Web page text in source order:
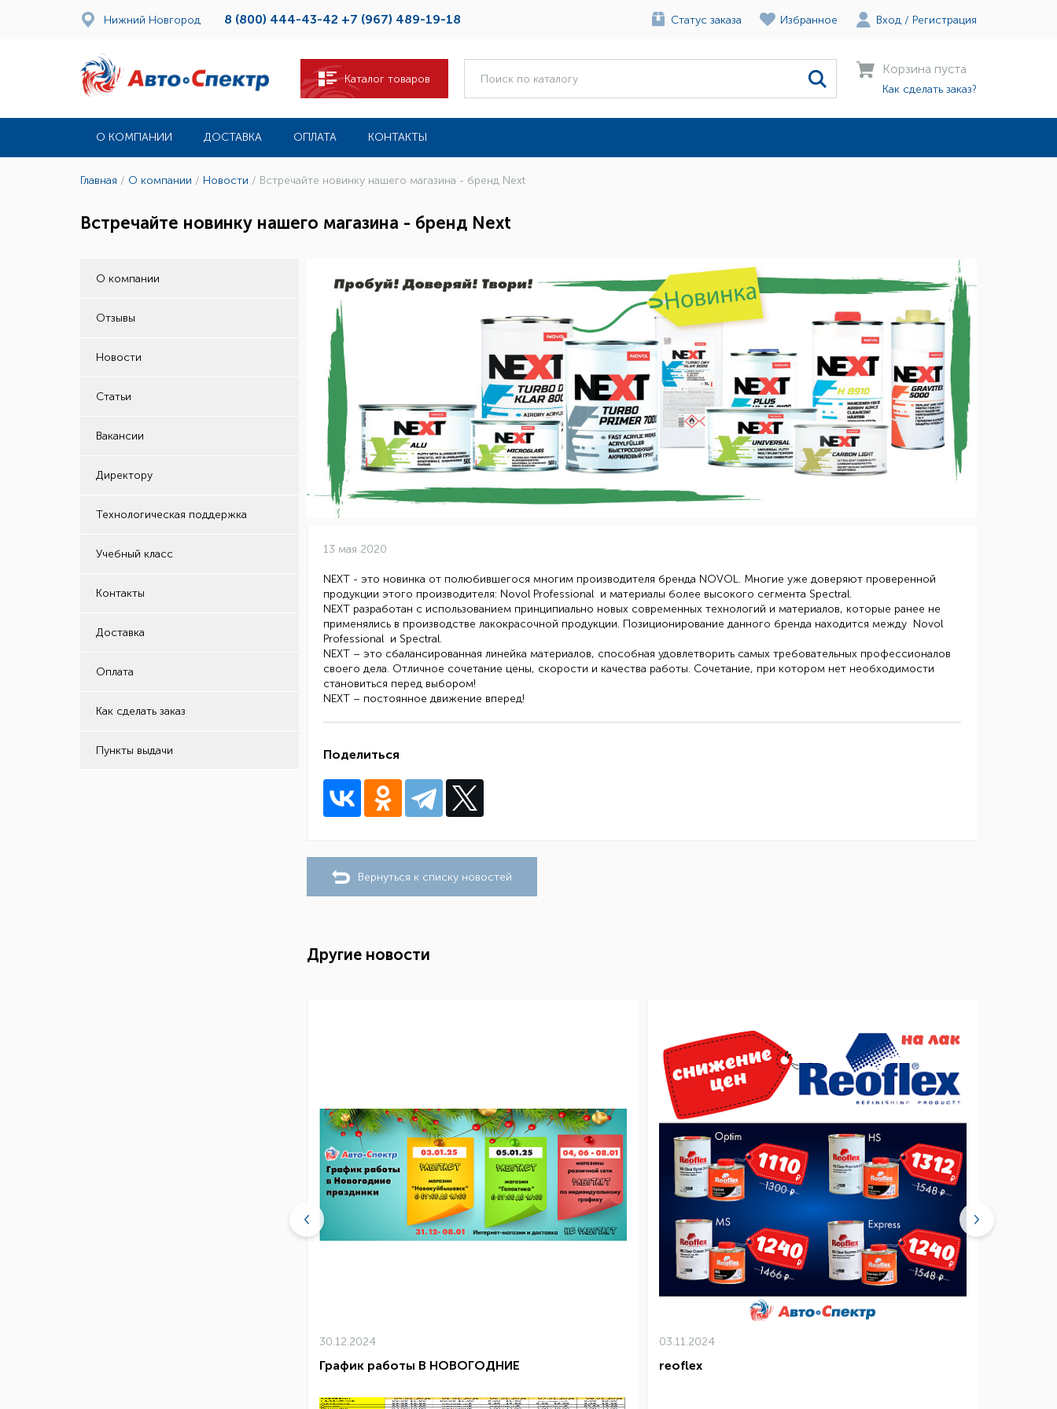
Нижний Новгород 8 (800) 444-43-42 +7 (967) 489-19-18 Статус заказа Избранное Вход / Регистрация
Каталог товаров
Корзина пуста
Как сделать заказ?
О КОМПАНИИ ДОСТАВКА ОПЛАТА КОНТАКТЫ
Главная / О компании / Новости / Встречайте новинку нашего магазина - бренд Next
Встречайте новинку нашего магазина - бренд Next
О компании
Отзывы
Новости
Статьи
Вакансии
Директору
Технологическая поддержка
Учебный класс
Контакты
Доставка
Оплата
Как сделать заказ
Пункты выдачи
13 мая 2020
NEXT - это новинка от полюбившегося многим производителя бренда NOVOL. Многие уже доверяют проверенной
продукции этого производителя: Novol Professional и материалы более высокого сегмента Spectral.
NEXT разработан с использованием принципиально новых современных технологий и материалов, которые ранее не
применялись в производстве лакокрасочной продукции. Позиционирование данного бренда находится между Novol
Professional и Spectral.
NEXT – это сбалансированная линейка материалов, способная удовлетворить самых требовательных профессионалов
своего дела. Отличное сочетание цены, скорости и качества работы. Сочетание, при котором нет необходимости
становиться перед выбором!
NEXT – постоянное движение вперед!
Поделиться
Вернуться к списку новостей
Другие новости
30.12.2024
График работы В НОВОГОДНИЕ
03.11.2024
reoflex